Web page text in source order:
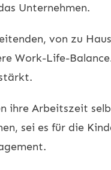
Unternehmen.
von zu
Work-Life-
ihre Arbeitszeit
sei es für die